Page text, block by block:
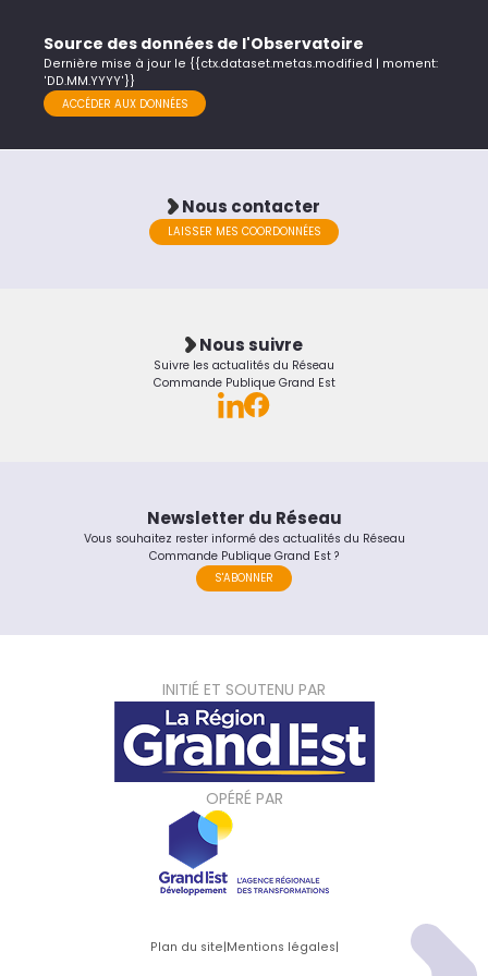
Source des données de l'Observatoire
Dernière mise à jour le {{ctx.dataset.metas.modified | moment:
'DD.MM.YYYY'}}
ACCÉDER AUX DONNÉES
Nous contacter
LAISSER MES COORDONNÉES
Nous suivre
Suivre les actualités du Réseau
Commande Publique Grand Est
Newsletter du Réseau
Vous souhaitez rester informé des actualités du Réseau
Commande Publique Grand Est ?
S'ABONNER
INITIÉ ET SOUTENU PAR
OPÉRÉ PAR
Plan du site|Mentions légales|